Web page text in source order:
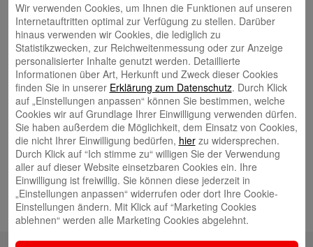
Neueste Beiträge
Radlkonvoi des FFH feiert Einweihung des neuen
Campus Nord 5. August 2026
Willkommen bei Kinder im Mittelpunkt e.V. 24. Juli 2026
Tierische Erlebnisse, Bewegung und Begegnungen –
Zootag der Stadtsparkasse Augsburg begeistert rund
2.500 Besucherinnen und Besucher 22. Juli 2026
KNAXIADE in Schwaben geht in die Verlängerung
Juli 2026
Hochbeete voller frischem Gemüse 10. Juli 2026
Wir verwenden Cookies, um Ihnen die Funktionen auf unseren
Internetauftritten optimal zur Verfügung zu stellen. Darüber
hinaus verwenden wir Cookies, die lediglich zu
Statistikzwecken, zur Reichweitenmessung oder zur Anzeige
personalisierter Inhalte genutzt werden. Detaillierte
Informationen über Art, Herkunft und Zweck dieser Cookies
finden Sie in unserer Erklärung zum Datenschutz. Durch Klick
auf „Einstellungen anpassen“ können Sie bestimmen, welche
Cookies wir auf Grundlage Ihrer Einwilligung verwenden dürfen.
Sie haben außerdem die Möglichkeit, dem Einsatz von Cookies,
die nicht Ihrer Einwilligung bedürfen, hierzu widersprechen.
Durch Klick auf “Ich stimme zu“ willigen Sie der Verwendung
aller auf dieser Website einsetzbaren Cookies ein. Ihre
Einwilligung ist freiwillig. Sie können diese jederzeit in
„Einstellungen anpassen“ widerrufen oder dort Ihre Cookie-
Einstellungen ändern. Mit Klick auf “Marketing Cookies
ablehnen“ werden alle Marketing Cookies abgelehnt.